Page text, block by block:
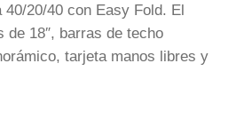
20/40 con Easy Fold. El
de 18″, barras de techo
tarjeta manos libres y